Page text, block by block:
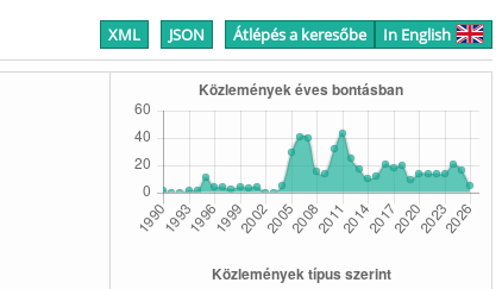
XML JSON Átlépés a keresőbe In English